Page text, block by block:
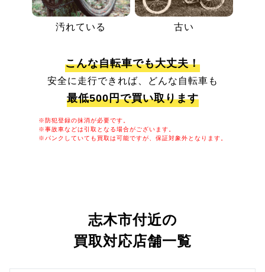
汚れている 古い
こんな自転車でも大丈夫！
安全に走行できれば、どんな自転車も
最低500円で買い取ります
※防犯登録の抹消が必要です。
※事故車などは引取となる場合がございます。
※パンクしていても買取は可能ですが、保証対象外となります。
志木市付近の
買取対応店舗一覧